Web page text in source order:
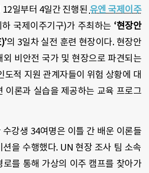
일부터 4일간 진행된 유엔 국제이주
국제이주기구)가 주최하는 ‘현장안
의 3일차 실전 훈련 현장이다. 현장안
비안전 국가 및 현장으로 파견되는
도적 지원 관계자들이 위험 상황에 대
이론과 실습을 제공하는 교육 프로그
강생 34여명은 이틀 간 배운 이론들
을 수행했다. UN 현장 조사 팀 소속
를 통해 가상의 이주 캠프를 찾아가